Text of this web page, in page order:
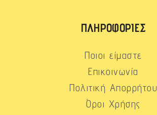
ΠΛΗΡΟΦΟΡΊΕΣ
Ποιοι είμαστε
Επικοινωνία
Πολιτική Απορρήτου
Όροι Χρήσης